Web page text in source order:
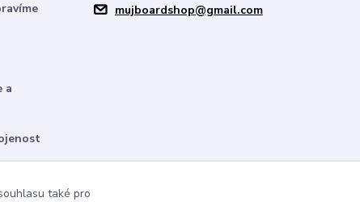
a
mujboardshop@gmail.com
také pro